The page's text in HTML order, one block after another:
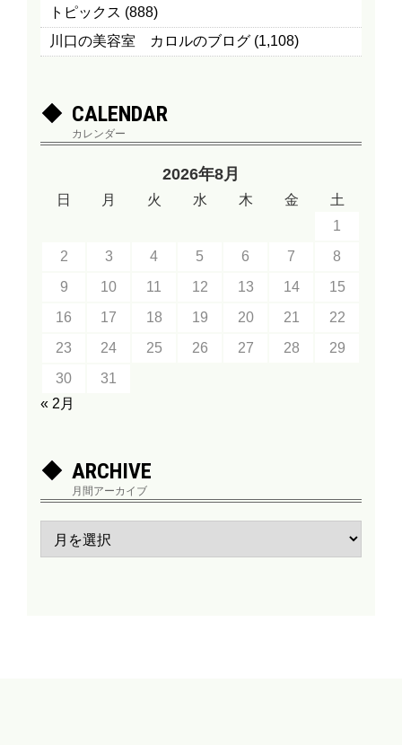
トピックス (888)
川口の美容室 カロルのブログ (1,108)
CALENDAR
カレンダー
2026年8月
日 月 火 水 木 金
土
1
2
3 4 5 6 7
8
9
10 11 12 13 14
15
16
17 18 19 20 21
22
23
24 25 26 27 28
29
30
31
« 2月
ARCHIVE
月間アーカイブ